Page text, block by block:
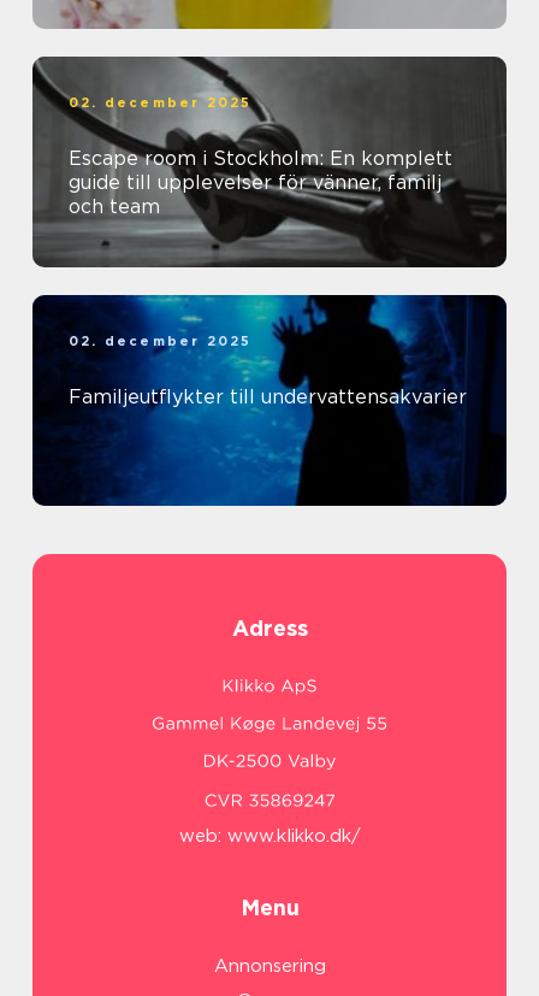
02. december 2025
Escape room i Stockholm: En komplett
guide till upplevelser för vänner, familj
och team
02. december 2025
Familjeutflykter till undervattensakvarier
Adress
web: www.klikko.dk/
Menu
Annonsering